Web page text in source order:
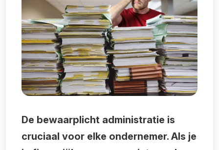
De bewaarplicht administratie is
cruciaal voor elke ondernemer. Als je